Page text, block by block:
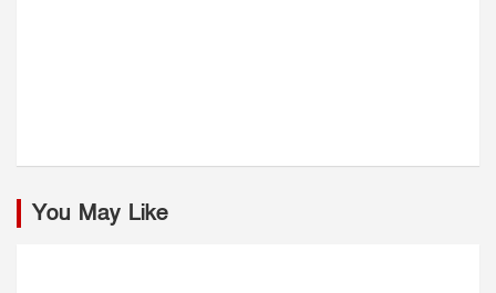
You May Like